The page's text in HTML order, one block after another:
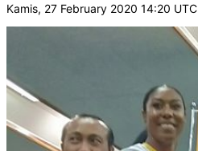
Kamis, 27 February 2020 14:20 UTC